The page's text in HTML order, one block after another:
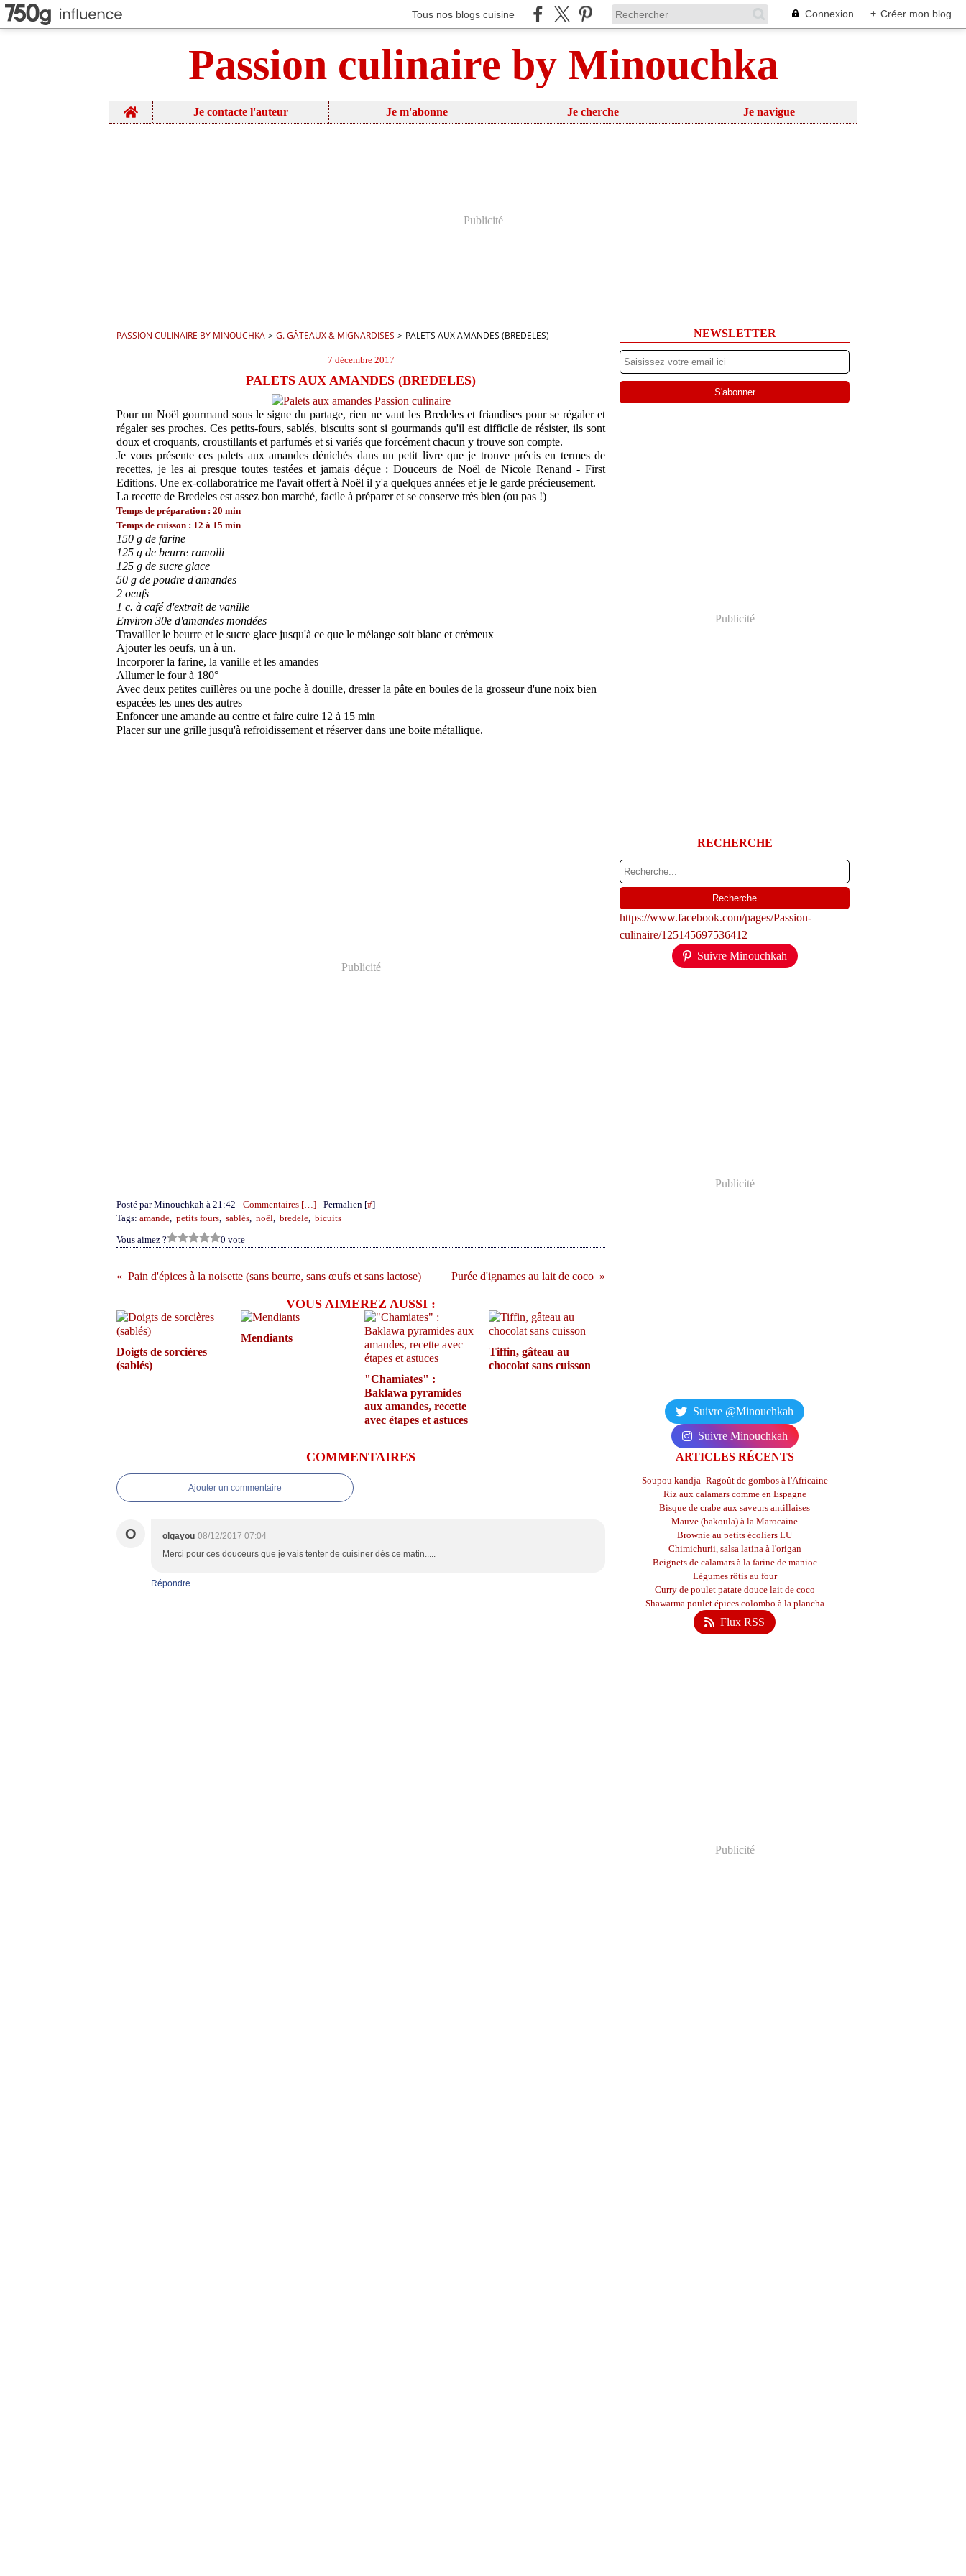
Tous nos blogs cuisine Connexion + Créer mon blog
Passion culinaire by Minouchka
Home Je contacte l'auteur Je m'abonne Je cherche Je navigue
Publicité
PASSION CULINAIRE BY MINOUCHKA > G. GÂTEAUX & MIGNARDISES > PALETS AUX AMANDES (BREDELES)
7 décembre 2017
PALETS AUX AMANDES (BREDELES)
Pour un Noël gourmand sous le signe du partage, rien ne vaut les Bredeles et friandises pour se régaler et
régaler ses proches. Ces petits-fours, sablés, biscuits sont si gourmands qu'il est difficile de résister, ils sont
doux et croquants, croustillants et parfumés et si variés que forcément chacun y trouve son compte.
Je vous présente ces palets aux amandes dénichés dans un petit livre que je trouve précis en termes de
recettes, je les ai presque toutes testées et jamais déçue : Douceurs de Noël de Nicole Renand - First
Editions. Une ex-collaboratrice me l'avait offert à Noël il y'a quelques années et je le garde précieusement.
La recette de Bredeles est assez bon marché, facile à préparer et se conserve très bien (ou pas !)
Temps de préparation : 20 min
Temps de cuisson : 12 à 15 min
150 g de farine
125 g de beurre ramolli
125 g de sucre glace
50 g de poudre d'amandes
2 oeufs
1 c. à café d'extrait de vanille
Environ 30e d'amandes mondées
Travailler le beurre et le sucre glace jusqu'à ce que le mélange soit blanc et crémeux
Ajouter les oeufs, un à un.
Incorporer la farine, la vanille et les amandes
Allumer le four à 180°
Avec deux petites cuillères ou une poche à douille, dresser la pâte en boules de la grosseur d'une noix bien
espacées les unes des autres
Enfoncer une amande au centre et faire cuire 12 à 15 min
Placer sur une grille jusqu'à refroidissement et réserver dans une boite métallique.
Publicité
Posté par Minouchkah à 21:42 - Commentaires […] - Permalien [#]
Tags: amande, petits fours, sablés, noël, bredele, bicuits
Vous aimez ?
0 vote
Pain d'épices à la noisette (sans beurre, sans œufs et sans lactose) Purée d'ignames au lait de coco
VOUS AIMEREZ AUSSI :
Doigts de sorcières
(sablés)
Mendiants
"Chamiates" :
Baklawa pyramides
aux amandes, recette
avec étapes et astuces
Tiffin, gâteau au
chocolat sans cuisson
COMMENTAIRES
Ajouter un commentaire
O olgayou 08/12/2017 07:04
Merci pour ces douceurs que je vais tenter de cuisiner dès ce matin.....
Répondre
NEWSLETTER
Publicité
RECHERCHE
https://www.facebook.com/pages/Passion-
culinaire/125145697536412
Suivre Minouchkah
Publicité
Suivre @Minouchkah
Suivre Minouchkah
ARTICLES RÉCENTS
Soupou kandja- Ragoût de gombos à l'Africaine
Riz aux calamars comme en Espagne
Bisque de crabe aux saveurs antillaises
Mauve (bakoula) à la Marocaine
Brownie au petits écoliers LU
Chimichurii, salsa latina à l'origan
Beignets de calamars à la farine de manioc
Légumes rôtis au four
Curry de poulet patate douce lait de coco
Shawarma poulet épices colombo à la plancha
Flux RSS
Publicité